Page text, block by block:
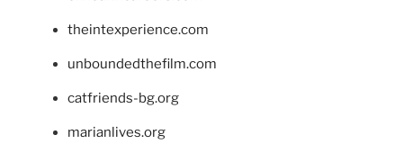
theintexperience.com
unboundedthefilm.com
catfriends-bg.org
marianlives.org